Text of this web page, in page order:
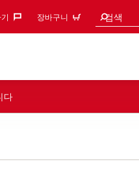
장바구니 검색
검색 추천
다